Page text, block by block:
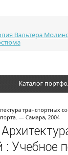
Вальтера
Каталог
транспортных
— Самара, 2004
Учебное